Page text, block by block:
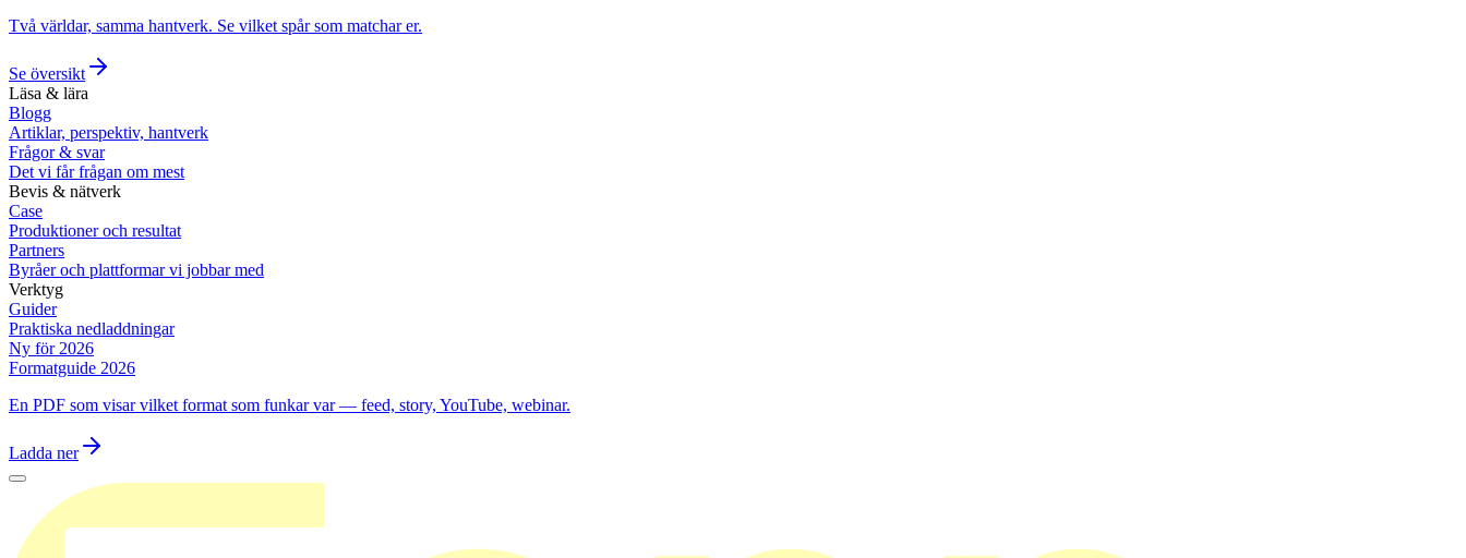
Två världar, samma hantverk. Se vilket spår som matchar er.
Se översikt
Läsa & lära
Blogg
Artiklar, perspektiv, hantverk
Frågor & svar
Det vi får frågan om mest
Bevis & nätverk
Case
Produktioner och resultat
Partners
Byråer och plattformar vi jobbar med
Verktyg
Guider
Praktiska nedladdningar
Ny för 2026
Formatguide 2026
En PDF som visar vilket format som funkar var — feed, story, YouTube, webinar.
Ladda ner